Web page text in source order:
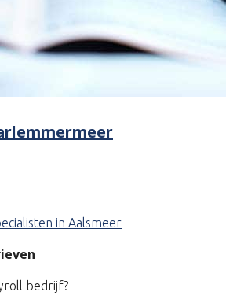
in Aalsmeer
bedrijf?